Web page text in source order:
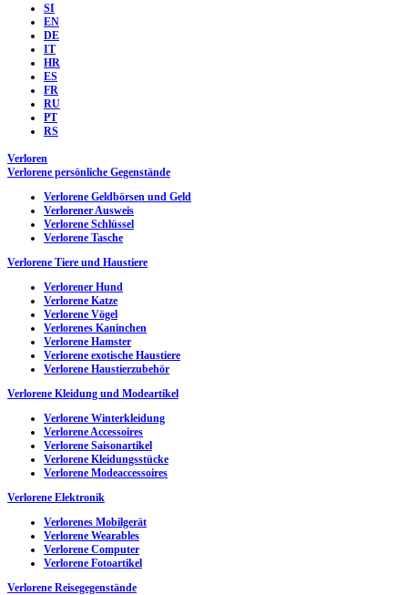
SI
EN
DE
IT
HR
ES
FR
RU
PT
RS
Verloren
Verlorene persönliche Gegenstände
Verlorene Geldbörsen und Geld
Verlorener Ausweis
Verlorene Schlüssel
Verlorene Tasche
Verlorene Tiere und Haustiere
Verlorener Hund
Verlorene Katze
Verlorene Vögel
Verlorenes Kaninchen
Verlorene Hamster
Verlorene exotische Haustiere
Verlorene Haustierzubehör
Verlorene Kleidung und Modeartikel
Verlorene Winterkleidung
Verlorene Accessoires
Verlorene Saisonartikel
Verlorene Kleidungsstücke
Verlorene Modeaccessoires
Verlorene Elektronik
Verlorenes Mobilgerät
Verlorene Wearables
Verlorene Computer
Verlorene Fotoartikel
Verlorene Reisegegenstände